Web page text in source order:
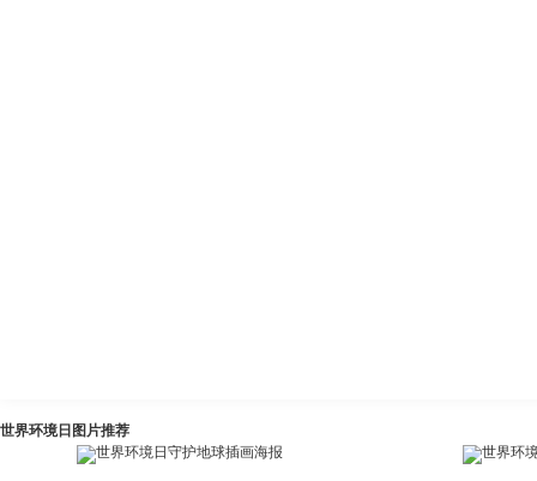
世界环境日图片推荐